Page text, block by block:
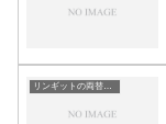
リンギットの両替目安